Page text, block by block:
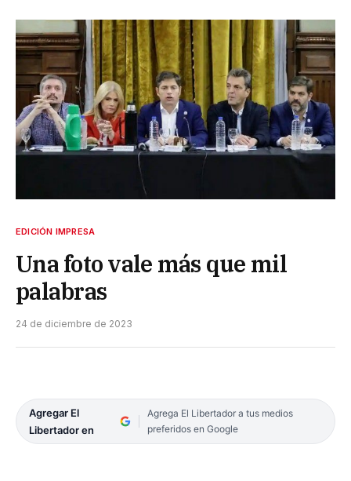
EDICIÓN IMPRESA
Una foto vale más que mil
palabras
24 de diciembre de 2023
Agregar El
Libertador en
Agrega El Libertador a tus medios
preferidos en Google